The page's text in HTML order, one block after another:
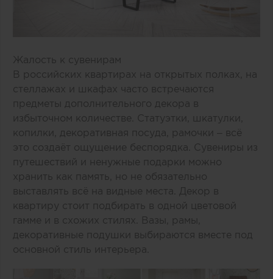
Жалость к сувенирам
В российских квартирах на открытых полках, на
стеллажах и шкафах часто встречаются
предметы дополнительного декора в
избыточном количестве. Статуэтки, шкатулки,
копилки, декоративная посуда, рамочки – всё
это создаёт ощущение беспорядка. Сувениры из
путешествий и ненужные подарки можно
хранить как память, но не обязательно
выставлять всё на видные места. Декор в
квартиру стоит подбирать в одной цветовой
гамме и в схожих стилях. Вазы, рамы,
декоративные подушки выбираются вместе под
основной стиль интерьера.